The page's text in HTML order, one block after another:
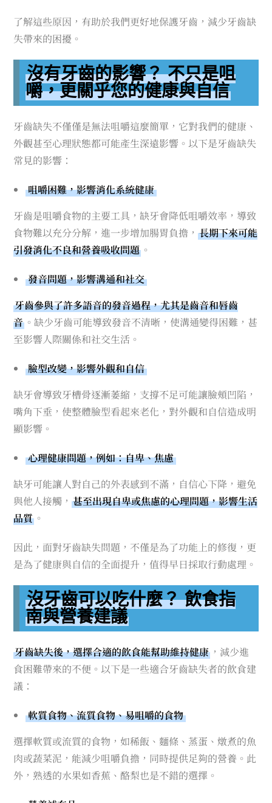
了解這些原因，有助於我們更好地保護牙齒，減少牙齒缺
失帶來的困擾。
沒有牙齒的影響？ 不只是咀
嚼，更關乎您的健康與自信
牙齒缺失不僅僅是無法咀嚼這麼簡單，它對我們的健康、
外觀甚至心理狀態都可能產生深遠影響。以下是牙齒缺失
常見的影響：
咀嚼困難，影響消化系統健康
牙齒是咀嚼食物的主要工具，缺牙會降低咀嚼效率，導致
食物難以充分分解，進一步增加腸胃負擔，長期下來可能
引發消化不良和營養吸收問題 。
發音問題，影響溝通和社交
牙齒參與了許多語音的發音過程，尤其是齒音和唇齒
音 。缺少牙齒可能導致發音不清晰，使溝通變得困難，甚
至影響人際關係和社交生活。
臉型改變，影響外觀和自信
缺牙會導致牙槽骨逐漸萎縮，支撐不足可能讓臉頰凹陷，
嘴角下垂，使整體臉型看起來老化，對外觀和自信造成明
顯影響。
心理健康問題，例如：自卑、焦慮
缺牙可能讓人對自己的外表感到不滿，自信心下降，避免
與他人接觸，甚至出現自卑或焦慮的心理問題，影響生活
品質 。
因此，面對牙齒缺失問題，不僅是為了功能上的修復，更
是為了健康與自信的全面提升，值得早日採取行動處理。
沒牙齒可以吃什麼？ 飲食指
南與營養建議
牙齒缺失後，選擇合適的飲食能幫助維持健康 ，減少進
食困難帶來的不便。以下是一些適合牙齒缺失者的飲食建
議：
軟質食物、流質食物、易咀嚼的食物
選擇軟質或流質的食物，如稀飯、麵條、蒸蛋、燉煮的魚
肉或蔬菜泥，能減少咀嚼負擔，同時提供足夠的營養。此
外，熟透的水果如香蕉、酪梨也是不錯的選擇。